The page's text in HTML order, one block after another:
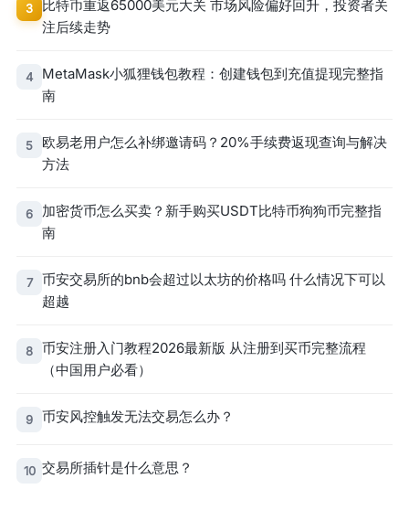
3
比特币重返65000美元大关 市场风险偏好回升，投资者关
注后续走势
4
MetaMask小狐狸钱包教程：创建钱包到充值提现完整指
南
5
欧易老用户怎么补绑邀请码？20%手续费返现查询与解决
方法
6
加密货币怎么买卖？新手购买USDT比特币狗狗币完整指
南
7
币安交易所的bnb会超过以太坊的价格吗 什么情况下可以
超越
8
币安注册入门教程2026最新版 从注册到买币完整流程
（中国用户必看）
9 币安风控触发无法交易怎么办？
10 交易所插针是什么意思？